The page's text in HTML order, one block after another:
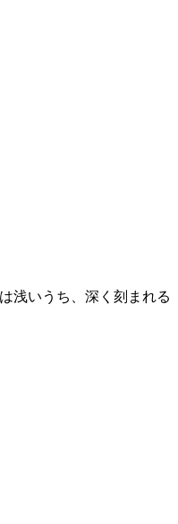
浅いうち、深く刻まれる